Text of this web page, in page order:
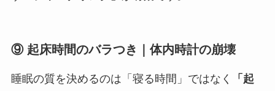
⑨ 起床時間のバラつき｜体内時計の崩壊
睡眠の質を決めるのは「寝る時間」ではなく
「起